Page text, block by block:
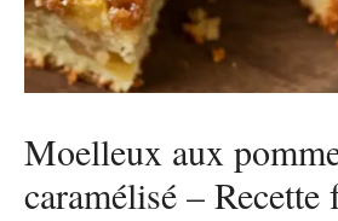
Moelleux aux
caramélisé – Recette